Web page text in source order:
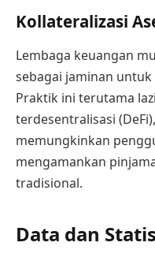
Kollateralizasi
Lembaga keuangan
sebagai jaminan
Praktik ini terutama
terdesentralisasi
memungkinkan
mengamankan
tradisional.
Data dan